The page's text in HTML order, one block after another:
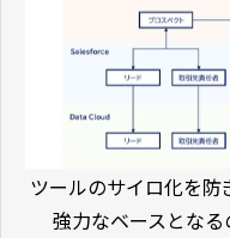
ツールのサイロ化を
強力なベースとなる